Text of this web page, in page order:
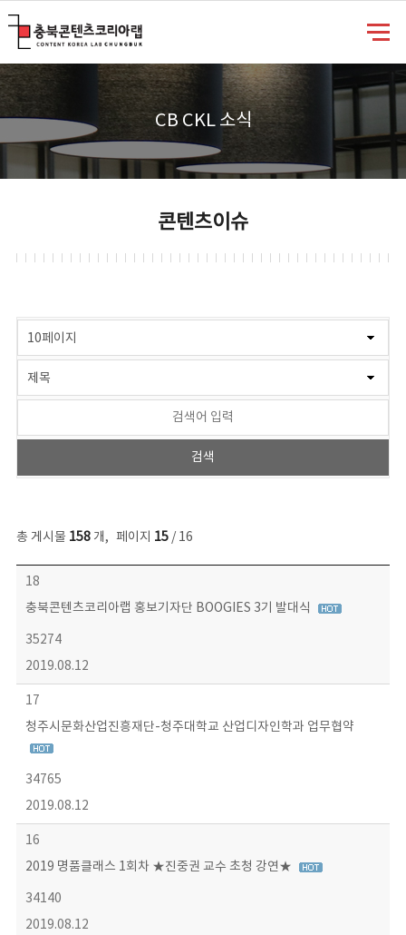
CB CKL 소식
콘텐츠이슈
총 게시물 158개, 페이지 15/ 16
콘텐츠이슈 목록 - 번호, 제목, 작성자, 파일, 조회수, 작성일 정보 제공
18
충북콘텐츠코리아랩 홍보기자단 BOOGIES 3기 발대식
35274
2019.08.12
17
청주시문화산업진흥재단-청주대학교 산업디자인학과 업무협약
34765
2019.08.12
16
2019 명품클래스 1회차 ★진중권 교수 초청 강연★
34140
2019.08.12